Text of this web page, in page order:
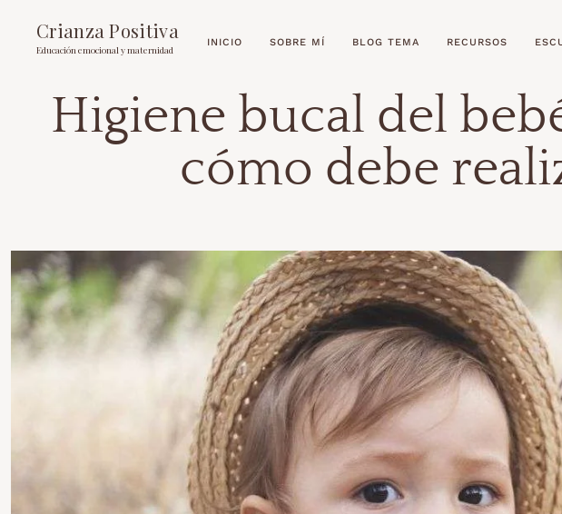
Crianza Positiva
Educación emocional y maternidad
INICIO SOBRE MÍ BLOG TEMA RECURSOS
Higiene bucal del
cómo debe